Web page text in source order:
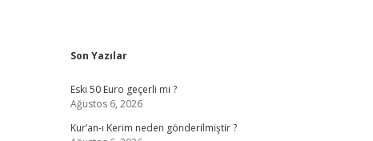
Sidebar
Son Yazılar
Eski 50 Euro geçerli mi ?
Ağustos 6, 2026
Kur’an-ı Kerim neden gönderilmiştir ?